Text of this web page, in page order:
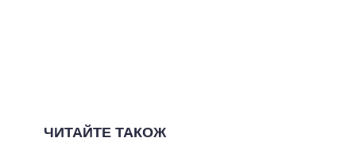
ЧИТАЙТЕ ТАКОЖ